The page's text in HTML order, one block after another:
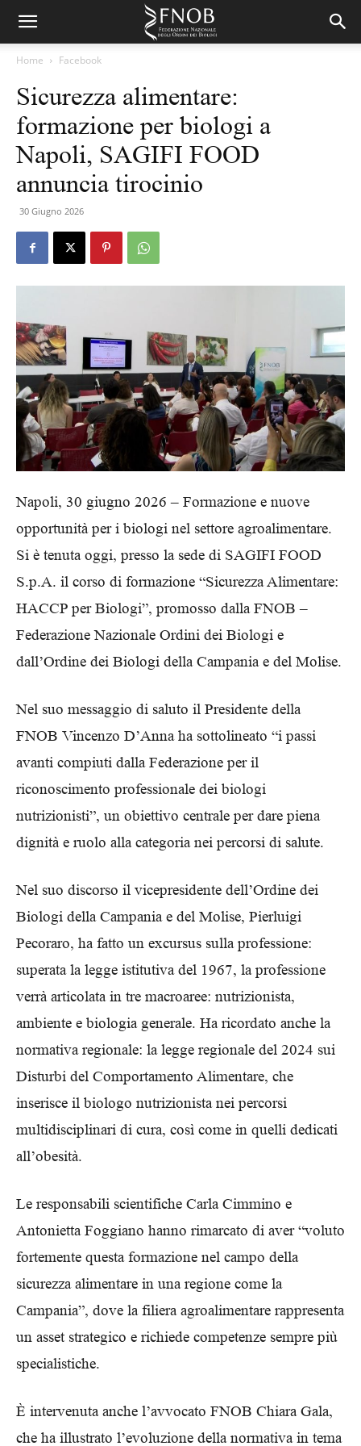
Home Facebook
Sicurezza alimentare:
formazione per biologi a
Napoli, SAGIFI FOOD
annuncia tirocinio
30 Giugno 2026
Napoli, 30 giugno 2026 – Formazione e nuove
opportunità per i biologi nel settore agroalimentare.
Si è tenuta oggi, presso la sede di SAGIFI FOOD
S.p.A. il corso di formazione “Sicurezza Alimentare:
HACCP per Biologi”, promosso dalla FNOB –
Federazione Nazionale Ordini dei Biologi e
dall’Ordine dei Biologi della Campania e del Molise.
Nel suo messaggio di saluto il Presidente della
FNOB Vincenzo D’Anna ha sottolineato “i passi
avanti compiuti dalla Federazione per il
riconoscimento professionale dei biologi
nutrizionisti”, un obiettivo centrale per dare piena
dignità e ruolo alla categoria nei percorsi di salute.
Nel suo discorso il vicepresidente dell’Ordine dei
Biologi della Campania e del Molise, Pierluigi
Pecoraro, ha fatto un excursus sulla professione:
superata la legge istitutiva del 1967, la professione
verrà articolata in tre macroaree: nutrizionista,
ambiente e biologia generale. Ha ricordato anche la
normativa regionale: la legge regionale del 2024 sui
Disturbi del Comportamento Alimentare, che
inserisce il biologo nutrizionista nei percorsi
multidisciplinari di cura, così come in quelli dedicati
all’obesità.
Le responsabili scientifiche Carla Cimmino e
Antonietta Foggiano hanno rimarcato di aver “voluto
fortemente questa formazione nel campo della
sicurezza alimentare in una regione come la
Campania”, dove la filiera agroalimentare rappresenta
un asset strategico e richiede competenze sempre più
specialistiche.
È intervenuta anche l’avvocato FNOB Chiara Gala,
che ha illustrato l’evoluzione della normativa in tema